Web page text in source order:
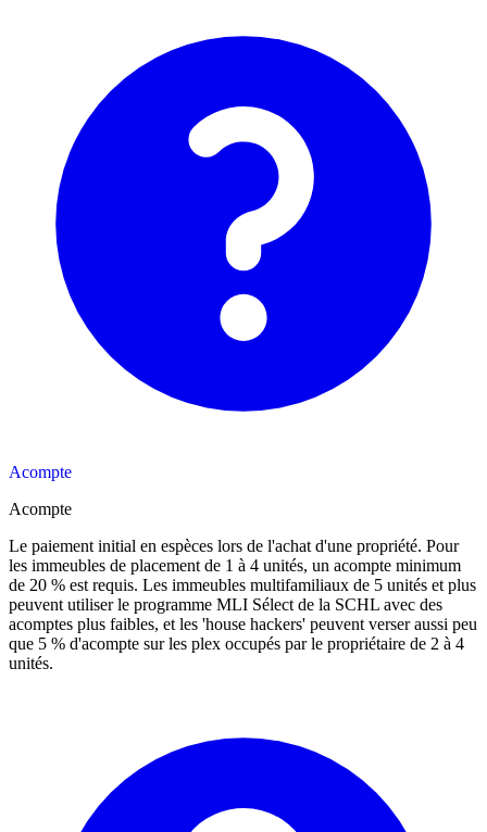
Acompte
Acompte
Le paiement initial en espèces lors de l'achat d'une propriété. Pour
les immeubles de placement de 1 à 4 unités, un acompte minimum
de 20 % est requis. Les immeubles multifamiliaux de 5 unités et plus
peuvent utiliser le programme MLI Sélect de la SCHL avec des
acomptes plus faibles, et les 'house hackers' peuvent verser aussi peu
que 5 % d'acompte sur les plex occupés par le propriétaire de 2 à 4
unités.